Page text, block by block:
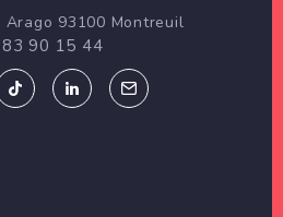
Arago 93100 Montreuil
90 15 44